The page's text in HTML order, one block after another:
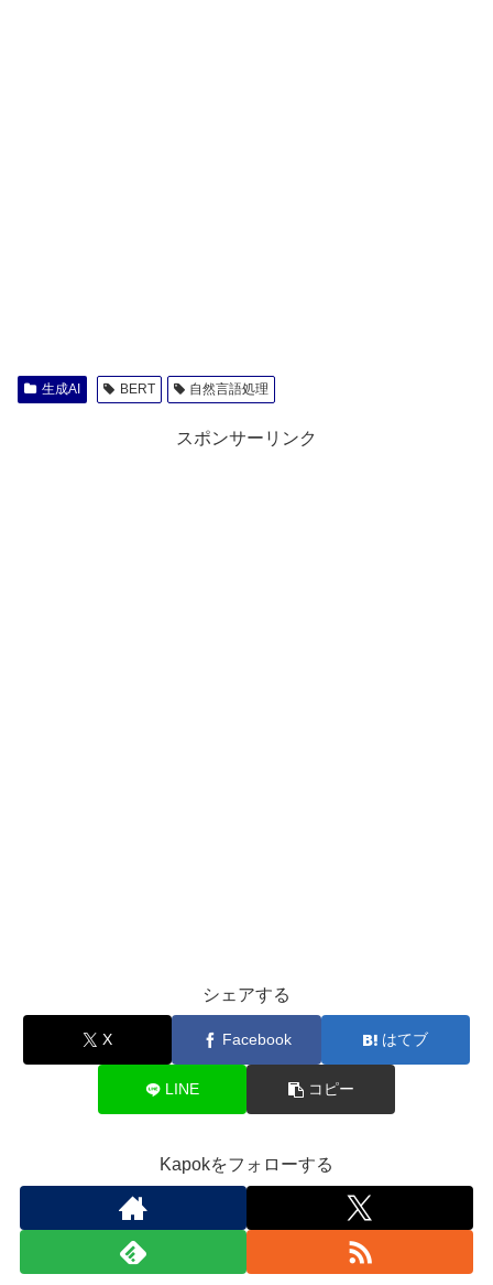
生成AI BERT 自然言語処理
スポンサーリンク
シェアする
X Facebook はてブ
LINE コピー
Kapokをフォローする